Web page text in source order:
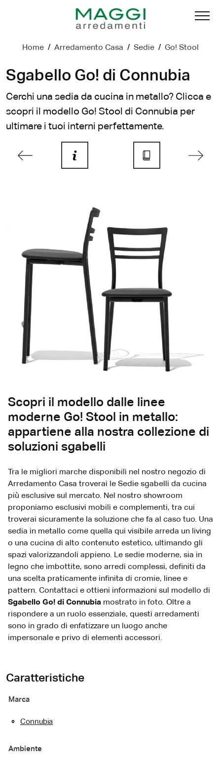
Home / Arredamento Casa / Sedie / Go! Stool
Sgabello Go! di Connubia
Cerchi una sedia da cucina in metallo? Clicca e
scopri il modello Go! Stool di Connubia per
ultimare i tuoi interni perfettamente.
Scopri il modello dalle linee
moderne Go! Stool in metallo:
appartiene alla nostra collezione di
soluzioni sgabelli
Tra le migliori marche disponibili nel nostro negozio di
Arredamento Casa troverai le Sedie sgabelli da cucina
più esclusive sul mercato. Nel nostro showroom
proponiamo esclusivi mobili e complementi, tra cui
troverai sicuramente la soluzione che fa al caso tuo. Una
sedia in metallo come quella qui visibile arreda un living
o una cucina di alto contenuto estetico, ultimando gli
spazi valorizzandoli appieno. Le sedie moderne, sia in
legno che imbottite, sono arredi complessi, definiti da
una scelta praticamente infinita di cromie, linee e
pattern. Contattaci e ottieni informazioni sul modello di
Sgabello Go! di Connubia mostrato in foto. Oltre a
rispondere a un ruolo essenziale, questi arredamenti
sono in grado di enfatizzare un luogo anche
impersonale e privo di elementi accessori.
Caratteristiche
Marca
Connubia
Ambiente